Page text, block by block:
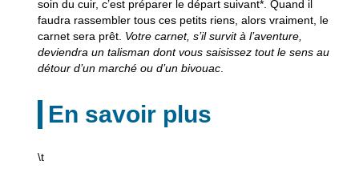
soin du cuir, c’est préparer le départ suivant*. Quand il
faudra rassembler tous ces petits riens, alors vraiment, le
carnet sera prêt. Votre carnet, s’il survit à l’aventure,
deviendra un talisman dont vous saisissez tout le sens au
détour d’un marché ou d’un bivouac.
En savoir plus
\t